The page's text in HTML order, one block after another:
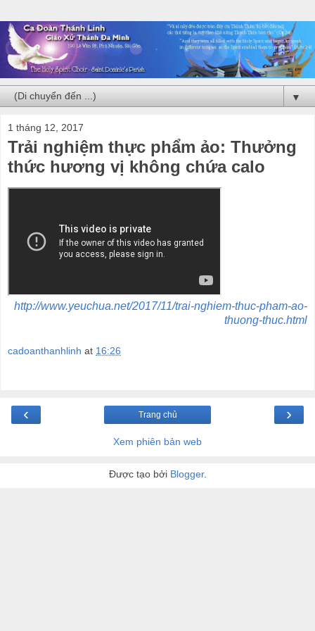
▼
1 tháng 12, 2017
Trải nghiệm thực phẩm ảo: Thưởng
thức hương vị không chứa calo
http://www.yeuchua.net/2017/11/trai-nghiem-thuc-pham-ao-
thuong-thuc.html
cadoanthanhlinh at 16:26
‹ ›
Trang chủ
Xem phiên bản web
Được tạo bởi Blogger.